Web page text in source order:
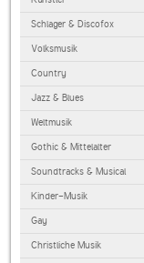
Schlager & Discofox
Volksmusik
Country
Jazz & Blues
Weltmusik
Gothic & Mittelalter
Soundtracks & Musical
Kinder-Musik
Gay
Christliche Musik